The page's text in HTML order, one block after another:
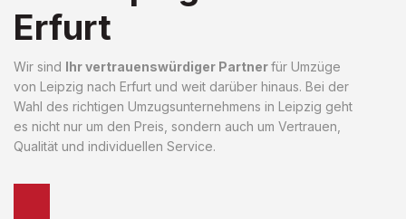
Erfurt
Wir sind Ihr vertrauenswürdiger Partnerfür Umzüge
von Leipzig nach Erfurt und weit darüber hinaus. Bei der
Wahl des richtigen Umzugsunternehmens in Leipzig geht
es nicht nur um den Preis, sondern auch um Vertrauen,
Qualität und individuellen Service.